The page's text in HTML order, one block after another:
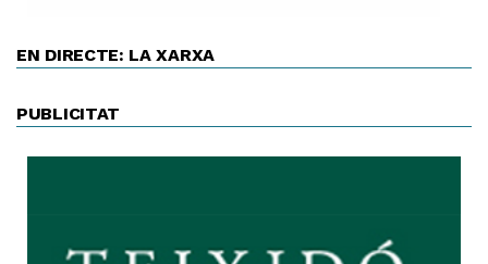
EN DIRECTE: LA XARXA
PUBLICITAT